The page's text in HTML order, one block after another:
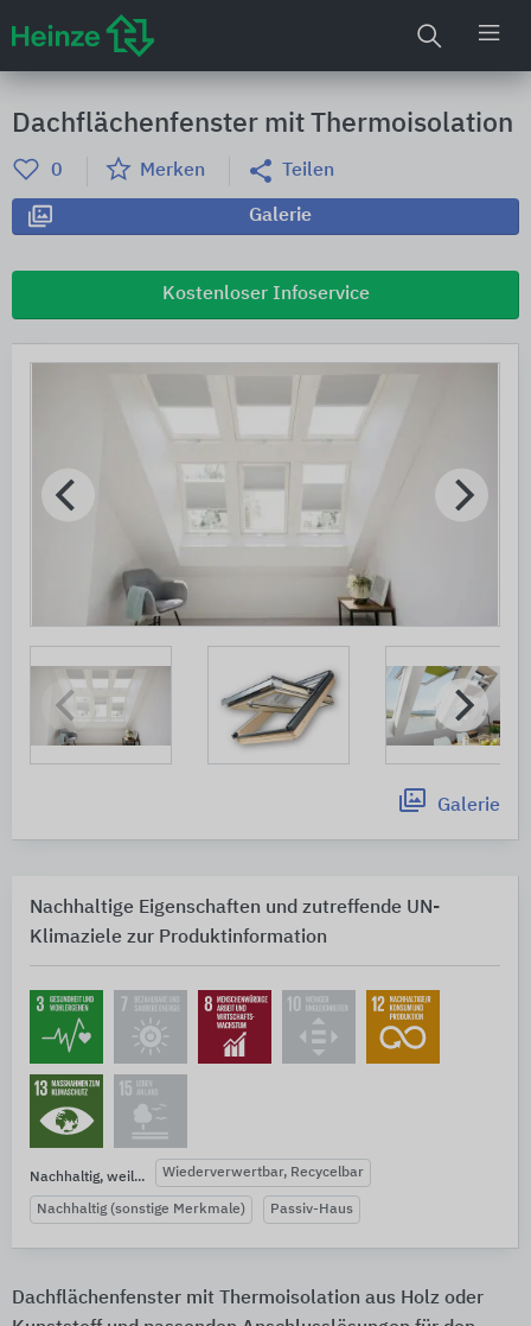
Dachflächenfenster mit Thermoisolation
0 Merken Teilen
Galerie
Kostenloser Infoservice
Galerie
Nachhaltige Eigenschaften und zutreffende UN-
Klimaziele zur Produktinformation
Nachhaltig, weil... Wiederverwertbar, Recycelbar
Nachhaltig (sonstige Merkmale) Passiv-Haus
Dachflächenfenster mit Thermoisolation aus Holz oder